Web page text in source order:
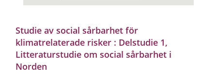
Studie av social sårbarhet för
klimatrelaterade risker : Delstudie 1,
Litteraturstudie om social sårbarhet i
Norden